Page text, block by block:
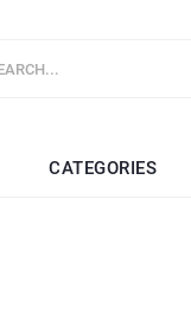
CATEGORIES